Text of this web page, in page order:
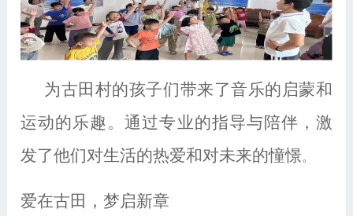
为古田村的孩子们带来了音乐的启蒙和
运动的乐趣。通过专业的指导与陪伴，激
发了他们对生活的热爱和对未来的憧憬。
爱在古田，梦启新章